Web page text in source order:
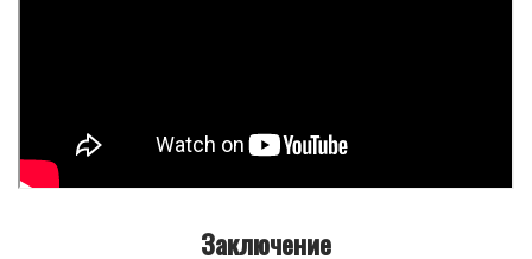
Заключение